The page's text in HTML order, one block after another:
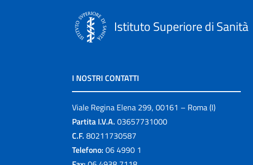
Istituto Superiore di Sanità
I NOSTRI CONTATTI
Viale Regina Elena 299, 00161 – Roma (I)
Partita I.V.A. 03657731000
C.F. 80211730587
Telefono: 06 4990 1